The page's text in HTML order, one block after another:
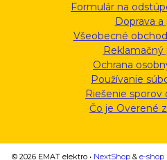
Formulár na
Doprava a
Všeobecné
Reklamačný
Ochrana
Používanie
Riešenie sporov
Čo je Overené
© 2026 EMAT elektro • NextShop & e-shop